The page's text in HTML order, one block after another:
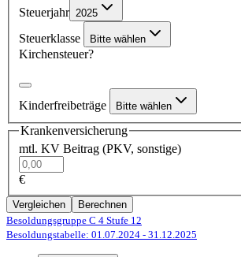
Steuerjahr 2025
Steuerklasse Bitte wählen
Kirchensteuer?
Kinderfreibeträge Bitte wählen
Krankenversicherung
mtl. KV Beitrag (PKV, sonstige)
€
Vergleichen
Berechnen
Besoldungsgruppe C 4 Stufe 12
Besoldungstabelle: 01.07.2024 - 31.12.2025